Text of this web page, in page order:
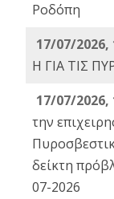
Ροδόπη
17/07/2026,
Η ΓΙΑ ΤΙΣ
17/07/2026,
την
δείκτη
07-2026